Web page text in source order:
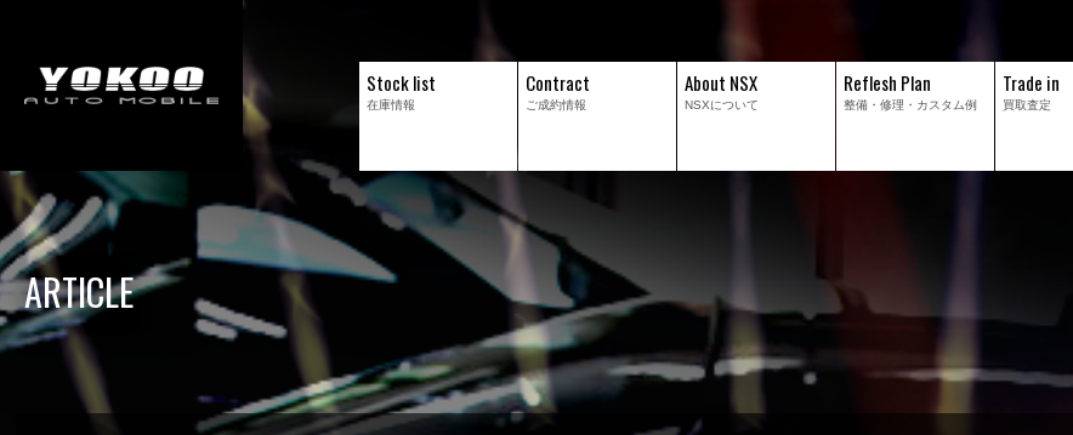
Stock list
在庫情報
Contract
ご成約情報
About NSX
NSXについて
Reflesh Plan
整備・修理・ カスタム例
Trade in
買取査定
ARTICLE